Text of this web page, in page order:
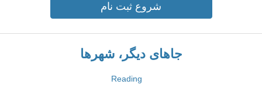
شروع ثبت نام
جاهای دیگر، شهرها
Reading